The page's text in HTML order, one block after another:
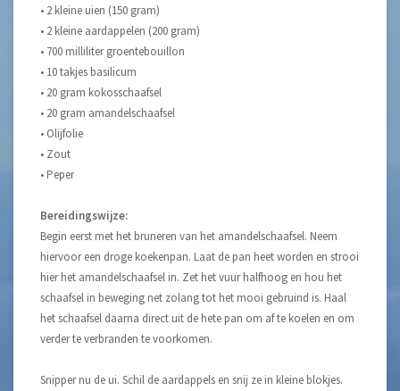
• 2 kleine uien (150 gram)
• 2 kleine aardappelen (200 gram)
• 700 milliliter groentebouillon
• 10 takjes basilicum
• 20 gram kokosschaafsel
• 20 gram amandelschaafsel
• Olijfolie
• Zout
• Peper
Bereidingswijze:
Begin eerst met het bruneren van het amandelschaafsel. Neem
hiervoor een droge koekenpan. Laat de pan heet worden en strooi
hier het amandelschaafsel in. Zet het vuur halfhoog en hou het
schaafsel in beweging net zolang tot het mooi gebruind is. Haal
het schaafsel daarna direct uit de hete pan om af te koelen en om
verder te verbranden te voorkomen.
Snipper nu de ui. Schil de aardappels en snij ze in kleine blokjes.